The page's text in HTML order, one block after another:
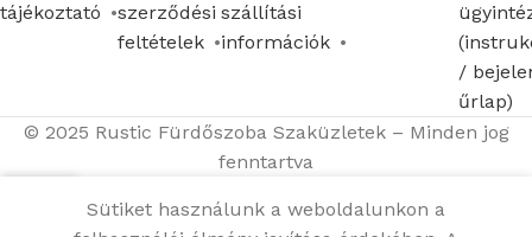
tájékoztató
szerződési
feltételek
szállítási
információk
/
űrlap)
© 2025 Rustic Fürdőszoba Szaküzletek – Minden jog
fenntartva
Sütiket használunk a weboldalunkon a